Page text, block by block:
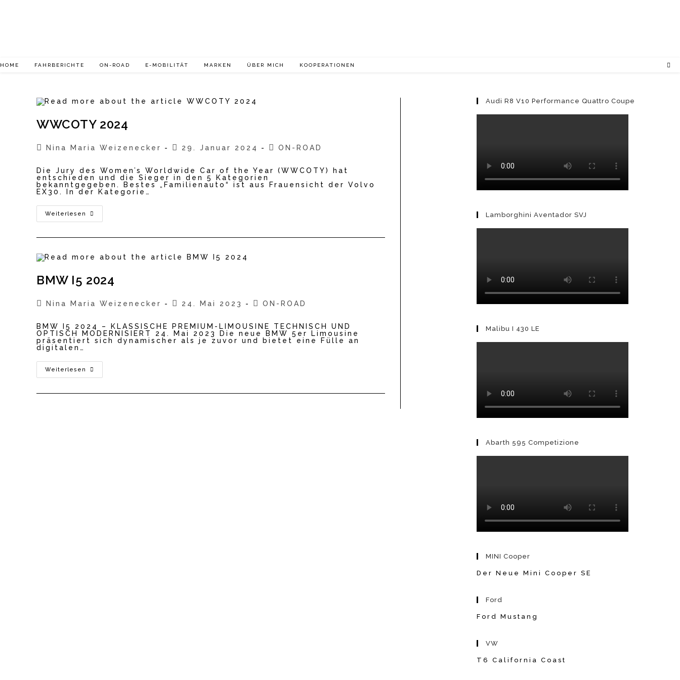
HOME FAHRBERICHTE ON-ROAD E-MOBILITÄT MARKEN ÜBER MICH KOOPERATIONEN
WWCOTY 2024
Beitrags-
Nina Maria Weizenecker
Beitrag
29. Januar 2024
Beitrags-
ON-ROAD
Die Jury des Women’s Worldwide Car of the Year (WWCOTY) hat
entschieden und die Sieger in den 5 Kategorien
bekanntgegeben. Bestes „Familienauto“ ist aus Frauensicht der Volvo
EX30. In der Kategorie…
Weiterlesen
WWCOTY
2024
BMW I5 2024
Beitrags-
Nina Maria Weizenecker
Beitrag
24. Mai 2023
Beitrags-
ON-ROAD
BMW I5 2024 – KLASSISCHE PREMIUM-LIMOUSINE TECHNISCH UND
OPTISCH MODERNISIERT 24. Mai 2023 Die neue BMW 5er Limousine
präsentiert sich dynamischer als je zuvor und bietet eine Fülle an
digitalen…
Weiterlesen
BMW
I5
Audi R8 V10 Performance Quattro Coupe
Lamborghini Aventador SVJ
Malibu I 430 LE
Abarth 595 Competizione
MINI Cooper
Der Neue Mini Cooper SE
Ford
Ford Mustang
VW
T6 California Coast